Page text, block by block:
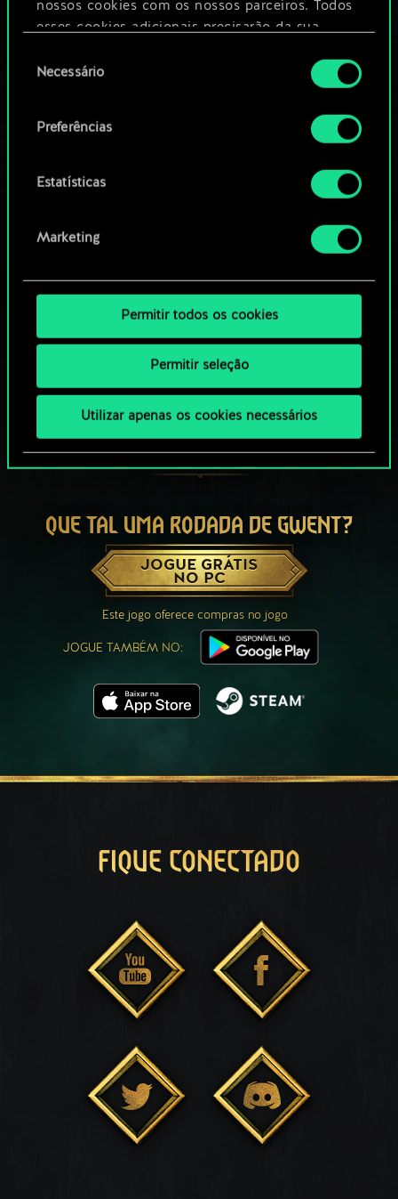
nossos cookies com os nossos parceiros. Todos
esses cookies adicionais precisarão da sua
Você encontrará todos os detalhes sobre o uso
de cookies e poderá ajustar as suas preferências
no menu "Configurações" abaixo.
deNecessário
Preferências
Estatísticas
Marketing
Permitir todos os cookies
Permitir seleção
Utilizar apenas os cookies necessários
comunidade
QUE TAL UMA RODADA DE GWENT?
JOGUE GRÁTIS
NO PC
Este jogo oferece compras no jogo
JOGUE TAMBÉM NO:
FIQUE CONECTADO